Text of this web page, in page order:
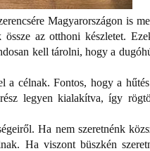
Magyarországon is
az otthoni készletet.
kell tárolni, hogy a
célnak. Fontos, hogy a
legyen kialakítva, így
Ha nem szeretnénk
Ha viszont büszkén